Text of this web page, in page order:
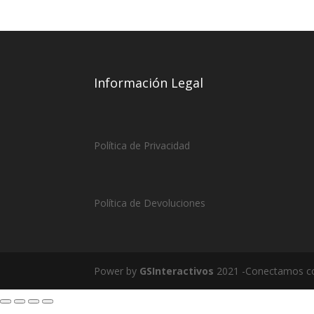
Información Legal
Política de Privacidad
Política de Devoluciones
Power by GSInteractivos 2021 -Conectamos